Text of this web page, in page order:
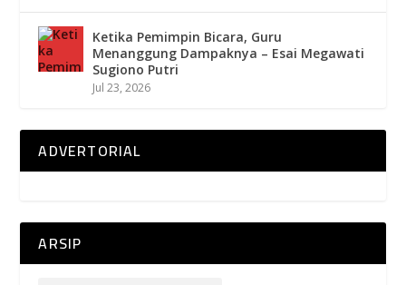
Ketika Pemimpin Bicara, Guru
Menanggung Dampaknya – Esai Megawati
Sugiono Putri
Jul 23, 2026
ADVERTORIAL
ARSIP